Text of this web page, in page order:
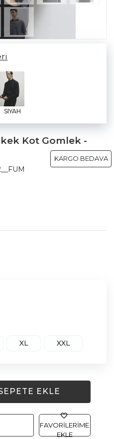
SIYAH
Kot Gomlek -
KARGO BEDAVA
XL XXL
EKLE
FAVORILERIME
EKLE